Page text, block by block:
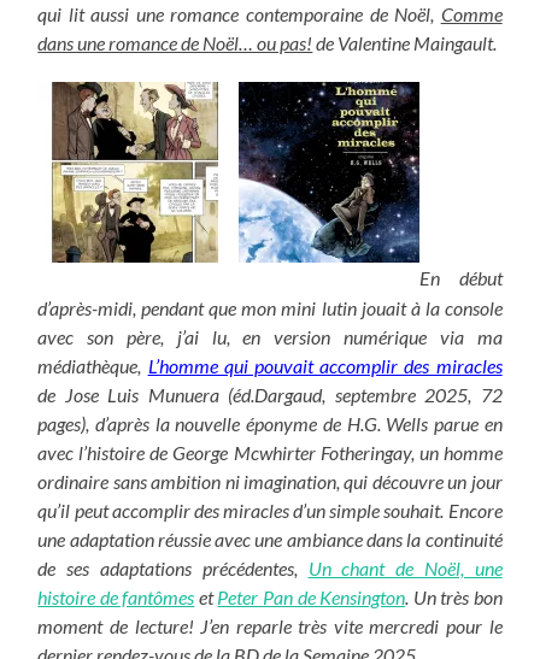
qui lit aussi une romance contemporaine de Noël, Comme
dans une romance de Noël… ou pas! de Valentine Maingault.
En début
d’après-midi, pendant que mon mini lutin jouait à la console
avec son père, j’ai lu, en version numérique via ma
médiathèque, L’homme qui pouvait accomplir des miracles
de Jose Luis Munuera (éd.Dargaud, septembre 2025, 72
pages), d’après la nouvelle éponyme de H.G. Wells parue en
avec l’histoire de George Mcwhirter Fotheringay, un homme
ordinaire sans ambition ni imagination, qui découvre un jour
qu’il peut accomplir des miracles d’un simple souhait. Encore
une adaptation réussie avec une ambiance dans la continuité
de ses adaptations précédentes, Un chant de Noël, une
histoire de fantômes etPeter Pan de Kensington . Un très bon
moment de lecture! J’en reparle très vite mercredi pour le
dernier rendez-vous de la BD de la Semaine 2025.